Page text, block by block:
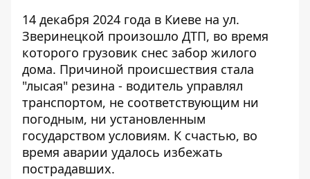
14 декабря 2024 года в Киеве на ул.
Зверинецкой произошло ДТП, во время
которого грузовик снес забор жилого
дома. Причиной происшествия стала
"лысая" резина - водитель управлял
транспортом, не соответствующим ни
погодным, ни установленным
государством условиям. К счастью, во
время аварии удалось избежать
пострадавших.